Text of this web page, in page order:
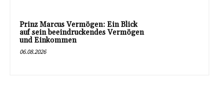
Prinz Marcus Vermögen: Ein Blick
auf sein beeindruckendes Vermögen
und Einkommen
06.08.2026